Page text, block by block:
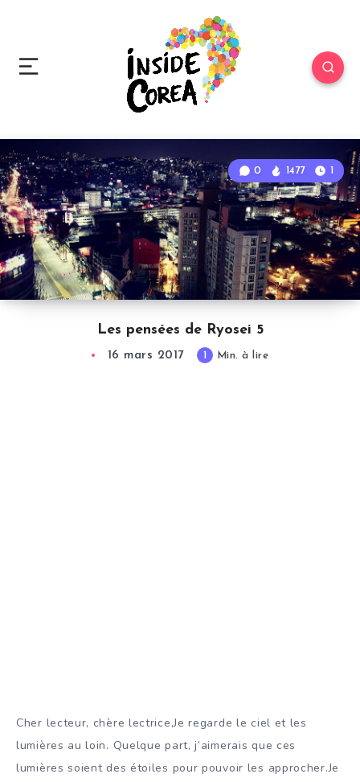
Les pensées de Ryosei 5
0 1477 1
16 mars 2017 1 Min. à lire
Cher lecteur, chère lectrice,Je regarde le ciel et les
lumières au loin. Quelque part, j’aimerais que ces
lumières soient des étoiles pour pouvoir les approcher.Je